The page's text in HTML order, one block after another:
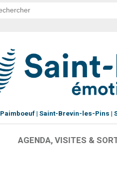
Paimboeuf Saint-Brevin-les-Pins
AGENDA, VISITES &